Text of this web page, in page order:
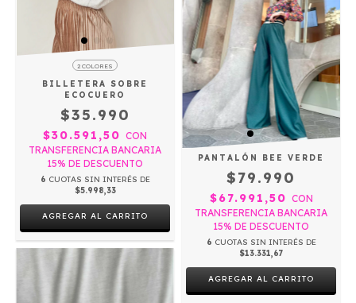
2 COLORES
BILLETERA SOBRE
ECOCUERO
$35.990
$30.591,50 CON
TRANSFERENCIA BANCARIA
15% DE DESCUENTO
6 CUOTAS SIN INTERÉS DE
$5.998,33
AGREGAR AL CARRITO
PANTALÓN BEE VERDE
$79.990
$67.991,50 CON
TRANSFERENCIA BANCARIA
15% DE DESCUENTO
6 CUOTAS SIN INTERÉS DE
$13.331,67
AGREGAR AL CARRITO